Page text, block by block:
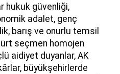
hukuk güvenliği,
adalet, genç
barış ve onurlu temsil
seçmen homojen
aidiyet duyanlar, AK
büyükşehirlerde